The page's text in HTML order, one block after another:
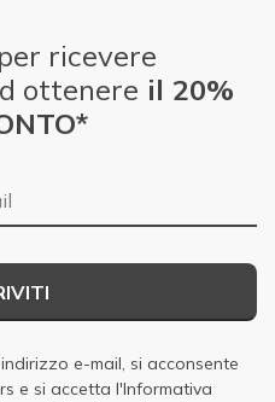
ricevere
ottenere il 20%
e-mail, si acconsente
e si accetta l'Informativa